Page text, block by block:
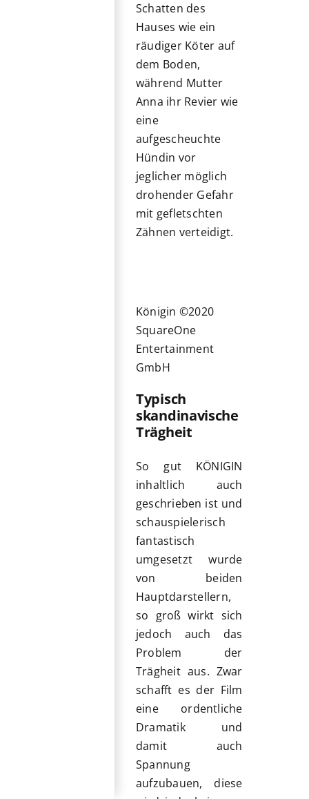
Schatten des
Hauses wie ein
räudiger Köter auf
dem Boden,
während Mutter
Anna ihr Revier wie
eine
aufgescheuchte
Hündin vor
jeglicher möglich
drohender Gefahr
mit gefletschten
Zähnen verteidigt.
Königin ©2020
SquareOne
Entertainment
GmbH
Typisch
skandinavische
Trägheit
So gut KÖNIGIN
inhaltlich auch
geschrieben ist und
schauspielerisch
fantastisch
umgesetzt wurde
von beiden
Hauptdarstellern,
so groß wirkt sich
jedoch auch das
Problem der
Trägheit aus. Zwar
schafft es der Film
eine ordentliche
Dramatik und
damit auch
Spannung
aufzubauen, diese